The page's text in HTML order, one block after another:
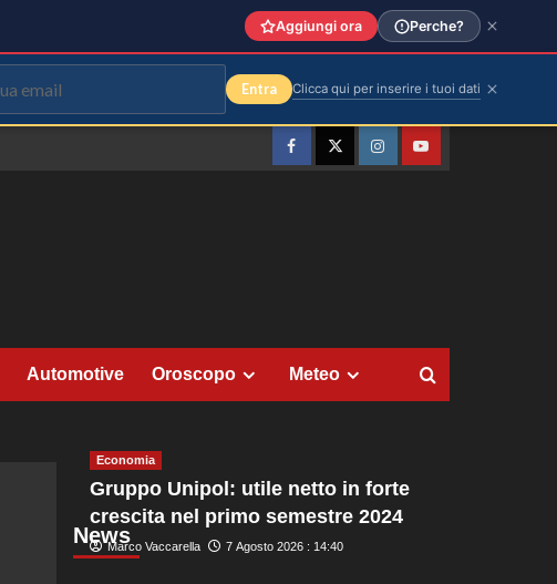
FacebookTwitterInstagramYouTube
Automotive Oroscopo Meteo
News
Economia
Gruppo Unipol: utile netto in forte
crescita nel primo semestre 2024
Marco Vaccarella 7 Agosto 2026 : 14:40
Aggiungi ora Perche?
Entra Clicca qui per inserire i tuoi dati